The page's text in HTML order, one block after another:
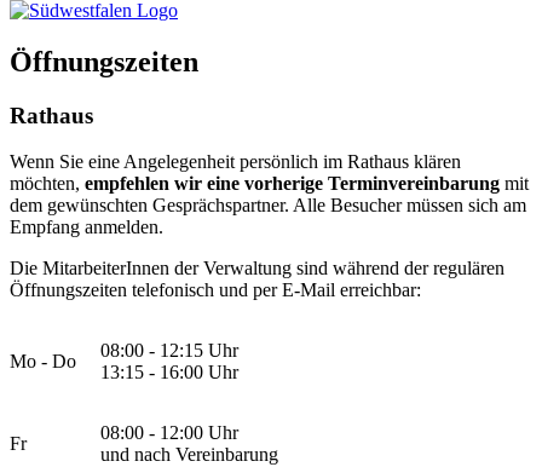
Öffnungszeiten
Rathaus
Wenn Sie eine Angelegenheit persönlich im Rathaus klären
möchten, empfehlen wir eine vorherige Terminvereinbarung mit
dem gewünschten Gesprächspartner. Alle Besucher müssen sich am
Empfang anmelden.
Die MitarbeiterInnen der Verwaltung sind während der regulären
Öffnungszeiten telefonisch und per E-Mail erreichbar:
Mo - Do
08:00 - 12:15 Uhr
13:15 - 16:00 Uhr
Fr
08:00 - 12:00 Uhr
und nach Vereinbarung